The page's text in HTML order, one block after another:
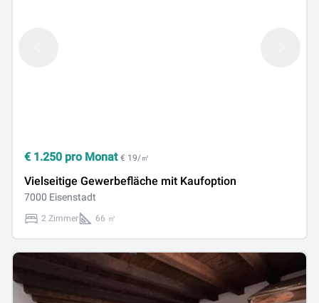
€ 1.250 pro Monat € 19/㎡
Vielseitige Gewerbefläche mit Kaufoption
7000 Eisenstadt
2 Zimmer 66 ㎡